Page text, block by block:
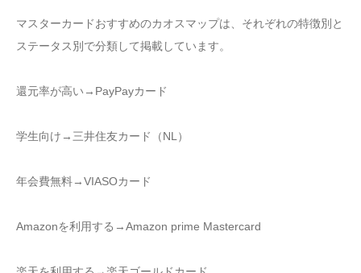
マスターカードおすすめのカオスマップは、それぞれの特徴別と
ステータス別で分類して掲載しています。
還元率が高い→PayPayカード
学生向け→三井住友カード（NL）
年会費無料→VIASOカード
Amazonを利用する→Amazon prime Mastercard